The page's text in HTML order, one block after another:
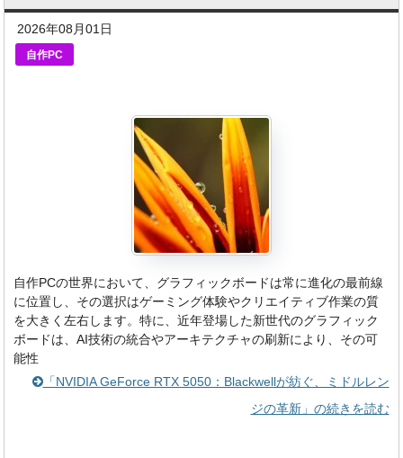
2026年08月01日
自作PC
自作PCの世界において、グラフィックボードは常に進化の最前線
に位置し、その選択はゲーミング体験やクリエイティブ作業の質
を大きく左右します。特に、近年登場した新世代のグラフィック
ボードは、AI技術の統合やアーキテクチャの刷新により、その可
能性
「NVIDIA GeForce RTX 5050：Blackwellが紡ぐ、ミドルレン
ジの革新」の続きを読む